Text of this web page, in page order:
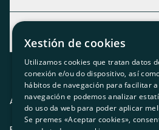
Descubre qué servicio te encaja
Contacto
Actualidad
O recuncho da socia
Prensa
Trabaja con nosotros
Aviso legalPolítica de privacidad
GL
Xestión de cookies
Utilizamos cookies que tratan datos
conexión e/ou do dispositivo, así
hábitos de navegación para facilitar a
navegación e podemos analizar
do uso da web para poder aplicar
Se premes «Aceptar cookies»,